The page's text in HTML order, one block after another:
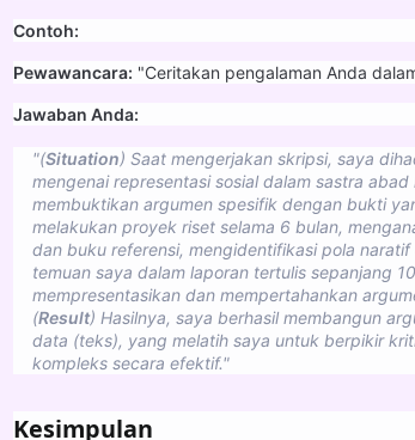
Contoh:
Pewawancara: "Ceritakan pengalaman Anda
Jawaban Anda:
"(Situation) Saat mengerjakan skripsi, saya
mengenai representasi sosial dalam sastra abad
membuktikan argumen spesifik dengan bukti
melakukan proyek riset selama 6 bulan,
dan buku referensi, mengidentifikasi pola
temuan saya dalam laporan tertulis sepanjang
mempresentasikan dan mempertahankan
(Result) Hasilnya, saya berhasil membangun
data (teks), yang melatih saya untuk berpikir
kompleks secara efektif."
Kesimpulan